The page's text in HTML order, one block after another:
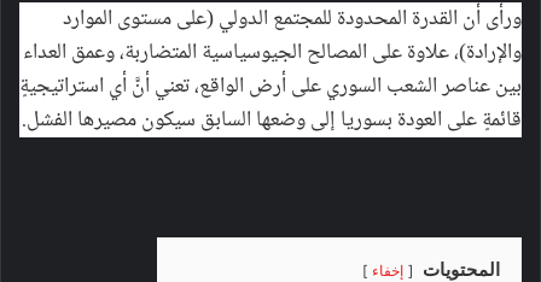
ورأى أن القدرة المحدودة للمجتمع الدولي (على مستوى الموارد
والإرادة)، علاوة على المصالح الجيوسياسية المتضاربة، وعمق العداء
بين عناصر الشعب السوري على أرض الواقع، تعني أنَّ أي استراتيجيةٍ
قائمةٍ على العودة بسوريا إلى وضعها السابق سيكون مصيرها الفشل.
المحتويات إخفاء